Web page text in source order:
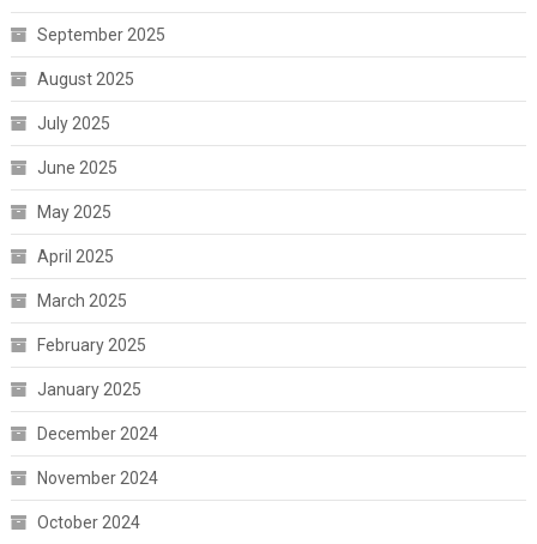
September 2025
August 2025
July 2025
June 2025
May 2025
April 2025
March 2025
February 2025
January 2025
December 2024
November 2024
October 2024